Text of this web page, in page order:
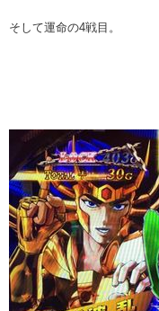
そして運命の4戦目。